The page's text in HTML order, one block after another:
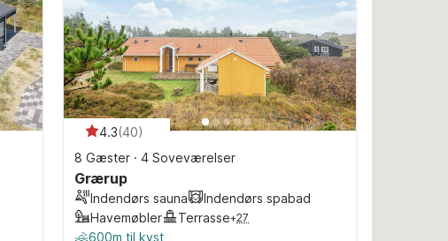
4.3(40)
8 Gæster · 4 Soveværelser
Grærup
Indendørs sauna
Indendørs spabad
Havemøbler
Terrasse+27
600m til kyst